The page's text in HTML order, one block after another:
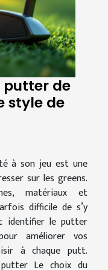
putter de
style de
à son jeu est une
sur les greens.
matériaux et
difficile de s’y
identifier le putter
améliorer vos
à chaque putt.
putter Le choix du